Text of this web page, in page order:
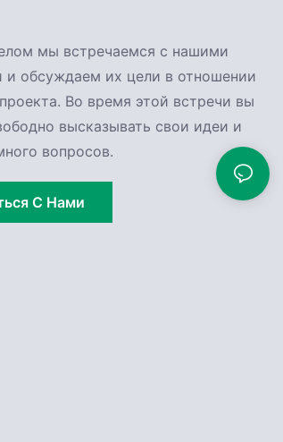
мы встречаемся с нашими
и обсуждаем их цели в отношении
Во время этой встречи вы
высказывать свои идеи и
вопросов.
С Нами